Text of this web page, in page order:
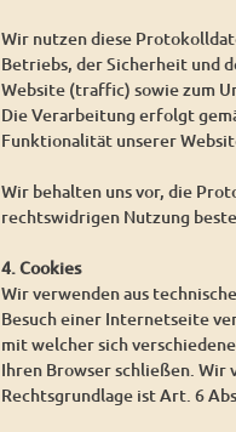
Wir nutzen diese
Betriebs, der Sicherheit und
Website (traffic) sowie zum
Die Verarbeitung erfolgt
Funktionalität unserer
Wir behalten uns vor, die
rechtswidrigen Nutzung
4. Cookies
Wir verwenden aus
Besuch einer Internetseite
mit welcher sich
Ihren Browser schließen. Wir
Rechtsgrundlage ist Art. 6